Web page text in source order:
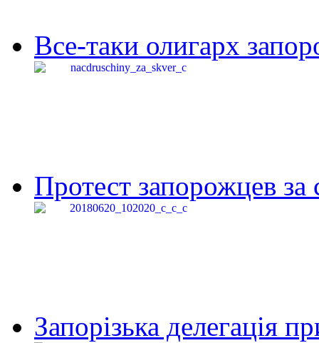
Все-таки олигарх
Протест запорожцев за
Запорізька делегація